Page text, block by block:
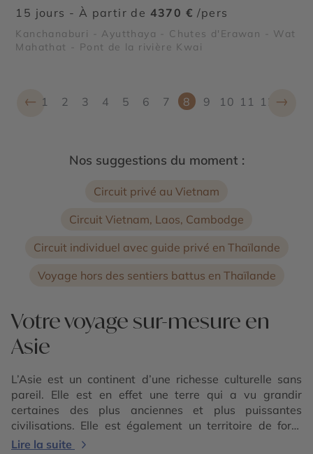
15 jours - À partir de 4370 € /pers
Kanchanaburi - Ayutthaya - Chutes d'Erawan - Wat
Mahathat - Pont de la rivière Kwai
← 1 2 3 4 5 6 7 8 9 10 11 12 →
Nos suggestions du moment :
Circuit privé au Vietnam
Circuit Vietnam, Laos, Cambodge
Circuit individuel avec guide privé en Thaïlande
Voyage hors des sentiers battus en Thaïlande
Votre voyage sur-mesure en
Asie
L’Asie est un continent d’une richesse culturelle sans
pareil. Elle est en effet une terre qui a vu grandir
certaines des plus anciennes et plus puissantes
civilisations. Elle est également un territoire de forte
tradition religieuse et de profond attachement
Lire la suite